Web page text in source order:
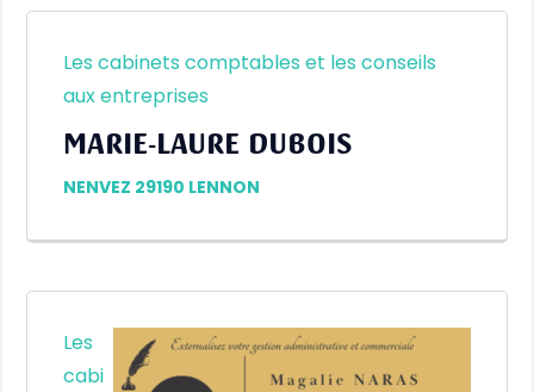
Les cabinets comptables et les conseils
aux entreprises
MARIE-LAURE DUBOIS
NENVEZ 29190 LENNON
Les
cabi